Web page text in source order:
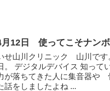
月12日 使ってこそナンボ
せ山川クリニック 山川で
。 デジタルデバイス 知っ
が落ちてきた人に集音器や
話をしましたよね ...